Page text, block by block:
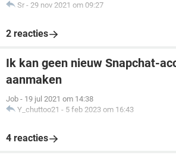
Sr - 29 nov 2021 om 09:27
2 reacties
Ik kan geen nieuw Snapchat-
aanmaken
Job - 19 jul 2021 om 14:38
Y_chuttoo21 - 5 feb 2023 om 16:43
4 reacties